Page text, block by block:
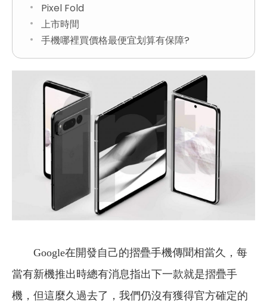
Pixel Fold
上市時間
手機哪裡買價格最便宜划算有保障?
Google在開發自己的摺疊手機傳聞相當久，每
當有新機推出時總有消息指出下一款就是摺疊手
機，但這麼久過去了，我們仍沒有獲得官方確定的